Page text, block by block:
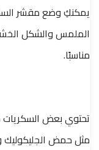
يمكنكِ وضع مقشر
الملمس والشكل
مناسبًا.
تحتوي بعض
مثل حمض